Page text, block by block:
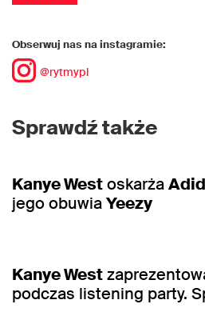
Obserwuj nas na instagramie:
@rytmypl
Sprawdź także
Kanye Westoskarża
jego obuwiaYeezy
Kanye West
podczas listening party.